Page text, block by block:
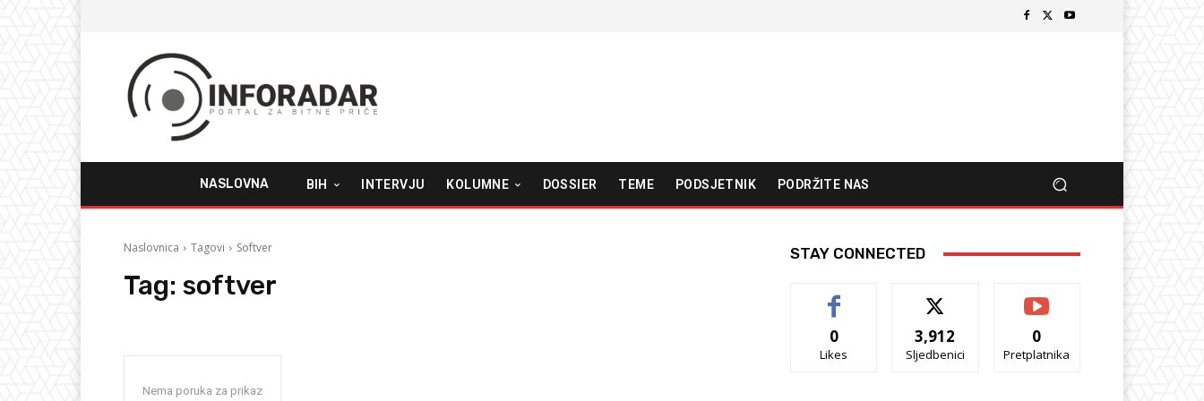
NASLOVNA BIH INTERVJU KOLUMNE DOSSIER TEME PODSJETNIK PODRŽITE NAS
Naslovnica Tagovi Softver
Tag: softver
Nema poruka za prikaz
STAY CONNECTED
0
Likes
3,912
Sljedbenici
0
Pretplatnika